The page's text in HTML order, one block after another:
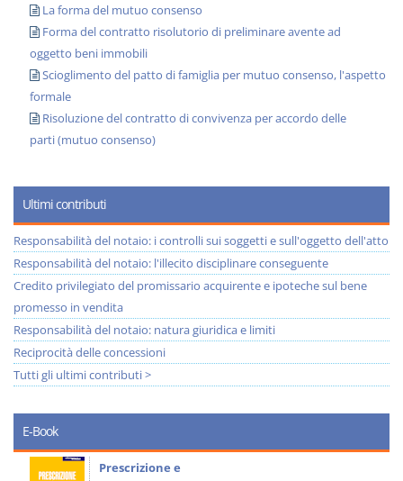
La forma del mutuo consenso
Forma del contratto risolutorio di preliminare avente ad
oggetto beni immobili
Scioglimento del patto di famiglia per mutuo consenso, l'aspetto
formale
Risoluzione del contratto di convivenza per accordo delle
parti (mutuo consenso)
Ultimi contributi
Responsabilità del notaio: i controlli sui soggetti e sull'oggetto dell'atto
Responsabilità del notaio: l'illecito disciplinare conseguente
Credito privilegiato del promissario acquirente e ipoteche sul bene
promesso in vendita
Responsabilità del notaio: natura giuridica e limiti
Reciprocità delle concessioni
Tutti gli ultimi contributi >
E-Book
Prescrizione e